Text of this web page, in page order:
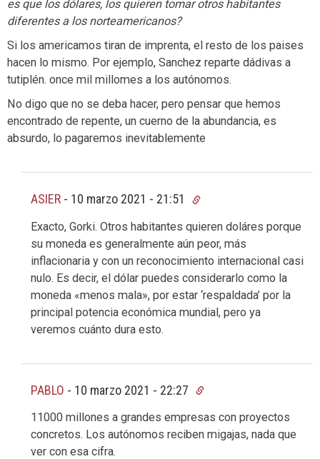
es que los dólares, los quieren tomar otros habitantes
diferentes a los norteamericanos?
Si los americamos tiran de imprenta, el resto de los paises
hacen lo mismo. Por ejemplo, Sanchez reparte dádivas a
tutiplén. once mil millomes a los autónomos.
No digo que no se deba hacer, pero pensar que hemos
encontrado de repente, un cuerno de la abundancia, es
absurdo, lo pagaremos inevitablemente
ASIER - 10 marzo 2021 - 21:51
Exacto, Gorki. Otros habitantes quieren doláres porque
su moneda es generalmente aún peor, más
inflacionaria y con un reconocimiento internacional casi
nulo. Es decir, el dólar puedes considerarlo como la
moneda «menos mala», por estar ‘respaldada’ por la
principal potencia económica mundial, pero ya
veremos cuánto dura esto.
PABLO - 10 marzo 2021 - 22:27
11000 millones a grandes empresas con proyectos
concretos. Los autónomos reciben migajas, nada que
ver con esa cifra.